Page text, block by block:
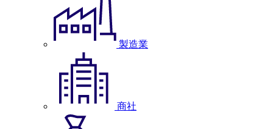
製造業
商社